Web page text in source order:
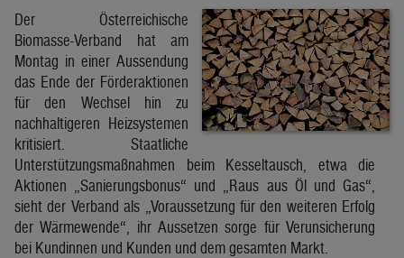
Der Österreichische
Biomasse-Verband hat am
Montag in einer Aussendung
das Ende der Förderaktionen
für den Wechsel hin zu
nachhaltigeren Heizsystemen
kritisiert. Staatliche
Unterstützungsmaßnahmen beim Kesseltausch, etwa die
Aktionen „Sanierungsbonus“ und „Raus aus Öl und Gas“,
sieht der Verband als „Voraussetzung für den weiteren Erfolg
der Wärmewende“, ihr Aussetzen sorge für Verunsicherung
bei Kundinnen und Kunden und dem gesamten Markt.